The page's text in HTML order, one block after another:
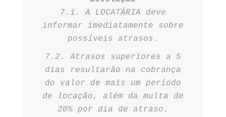
7.1. A LOCATÁRIA deve
informar imediatamente sobre
possíveis atrasos.
7.2. Atrasos superiores a 5
dias resultarão na cobrança
do valor de mais um período
de locação, além da multa de
20% por dia de atraso.